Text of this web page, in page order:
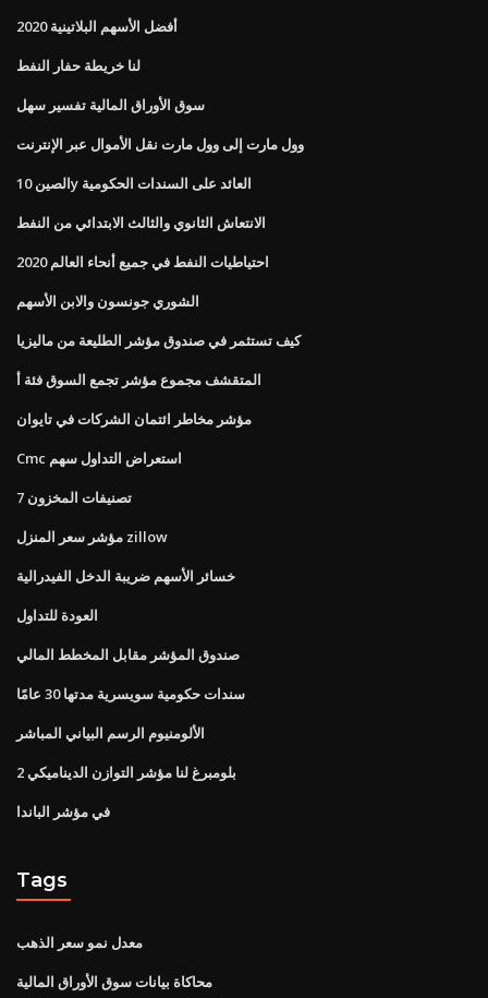
أفضل الأسهم البلاتينية 2020
لنا خريطة حفار النفط
سوق الأوراق المالية تفسير سهل
وول مارت إلى وول مارت نقل الأموال عبر الإنترنت
الصين 10y العائد على السندات الحكومية
الانتعاش الثانوي والثالث الابتدائي من النفط
احتياطيات النفط في جميع أنحاء العالم 2020
الشوري جونسون والابن الأسهم
كيف تستثمر في صندوق مؤشر الطليعة من ماليزيا
المتقشف مجموع مؤشر تجمع السوق فئة أ
مؤشر مخاطر ائتمان الشركات في تايوان
Cmc استعراض التداول سهم
7 تصنيفات المخزون
مؤشر سعر المنزل zillow
خسائر الأسهم ضريبة الدخل الفيدرالية
العودة للتداول
صندوق المؤشر مقابل المخطط المالي
سندات حكومية سويسرية مدتها 30 عامًا
الألومنيوم الرسم البياني المباشر
بلومبرغ لنا مؤشر التوازن الديناميكي 2
في مؤشر الباندا
Tags
معدل نمو سعر الذهب
محاكاة بيانات سوق الأوراق المالية